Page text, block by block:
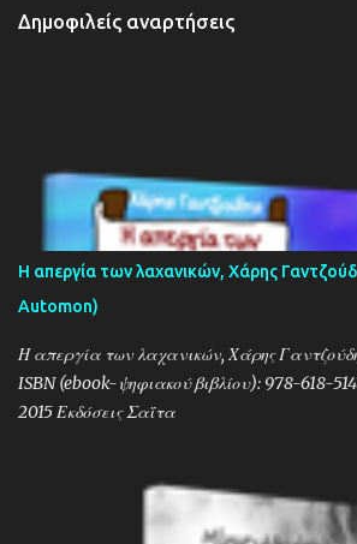
Δημοφιλείς αναρτήσεις
Η απεργία των λαχανικών, Χάρης
Automon)
Η απεργία των λαχανικών, Χάρης
ISBN (ebook-ψηφιακού βιβλίου): 978-618-
2015 Εκδόσεις Σαΐτα